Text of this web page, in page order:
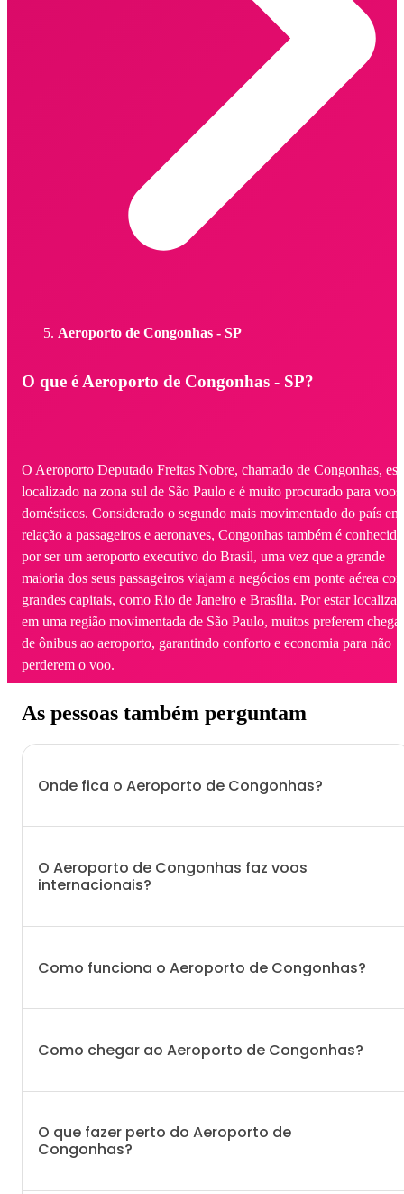
Aeroporto de Congonhas - SP
O que é Aeroporto de Congonhas - SP?
O Aeroporto Deputado Freitas Nobre, chamado de Congonhas,
localizado na zona sul de São Paulo e é muito procurado para voos
domésticos. Considerado o segundo mais movimentado do país em
relação a passageiros e aeronaves, Congonhas também é conhecido
por ser um aeroporto executivo do Brasil, uma vez que a grande
maioria dos seus passageiros viajam a negócios em ponte aérea
grandes capitais, como Rio de Janeiro e Brasília. Por estar
em uma região movimentada de São Paulo, muitos preferem chegar
de ônibus ao aeroporto, garantindo conforto e economia para não
perderem o voo.
As pessoas também perguntam
Onde fica o Aeroporto de Congonhas?
O Aeroporto de Congonhas faz voos
internacionais?
Como funciona o Aeroporto de Congonhas?
Como chegar ao Aeroporto de Congonhas?
O que fazer perto do Aeroporto de
Congonhas?